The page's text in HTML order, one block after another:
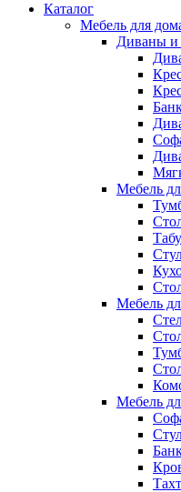
Каталог
Мебель для
Диваны и
Мебель
Мебель
Мебель